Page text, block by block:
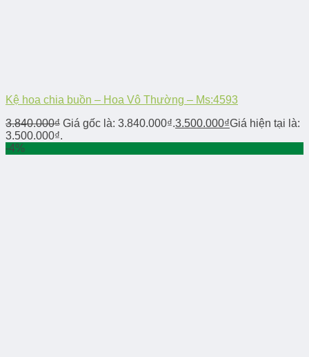
Kệ hoa chia buồn – Hoa Vô Thường – Ms:4593
3.840.000₫ Giá gốc là: 3.840.000₫.3.500.000₫Giá hiện tại là:
3.500.000₫.
-4%